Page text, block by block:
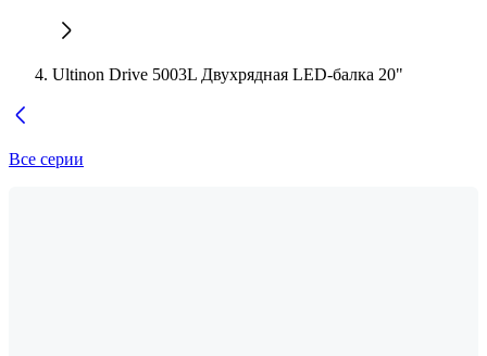
Ultinon Drive 5003L Двухрядная LED-балка 20"
Все серии